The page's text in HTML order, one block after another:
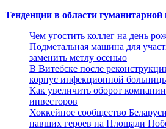
Тенденции в области
Чем угостить коллег на день
Подметальная машина для
заменить метлу осенью
В Витебске после
корпус инфекционной
Как увеличить оборот
инвесторов
Хоккейное сообщество
павших героев на Площади